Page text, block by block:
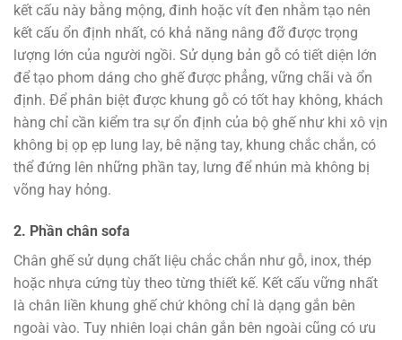
kết cấu này bằng mộng, đinh hoặc vít đen nhằm tạo nên
kết cấu ổn định nhất, có khả năng nâng đỡ được trọng
lượng lớn của người ngồi. Sử dụng bản gỗ có tiết diện lớn
để tạo phom dáng cho ghế được phẳng, vững chãi và ổn
định. Để phân biệt được khung gỗ có tốt hay không, khách
hàng chỉ cần kiểm tra sự ổn định của bộ ghế như khi xô vịn
không bị ọp ẹp lung lay, bê nặng tay, khung chắc chắn, có
thể đứng lên những phần tay, lưng để nhún mà không bị
võng hay hỏng.
2. Phần chân sofa
Chân ghế sử dụng chất liệu chắc chắn như gỗ, inox, thép
hoặc nhựa cứng tùy theo từng thiết kế. Kết cấu vững nhất
là chân liền khung ghế chứ không chỉ là dạng gắn bên
ngoài vào. Tuy nhiên loại chân gắn bên ngoài cũng có ưu